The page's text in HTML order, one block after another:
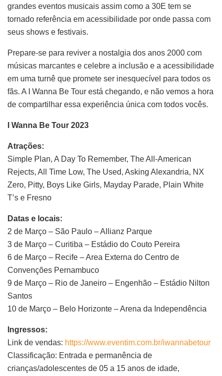
grandes eventos musicais assim como a 30E tem se
tornado referência em acessibilidade por onde passa com
seus shows e festivais.
Prepare-se para reviver a nostalgia dos anos 2000 com
músicas marcantes e celebre a inclusão e a acessibilidade
em uma turnê que promete ser inesquecível para todos os
fãs. A I Wanna Be Tour está chegando, e não vemos a hora
de compartilhar essa experiência única com todos vocês.
I Wanna Be Tour 2023
Atrações:
Simple Plan, A Day To Remember, The All-American
Rejects, All Time Low, The Used, Asking Alexandria, NX
Zero, Pitty, Boys Like Girls, Mayday Parade, Plain White
T’s e Fresno
Datas e locais:
2 de Março – São Paulo – Allianz Parque
3 de Março – Curitiba – Estádio do Couto Pereira
6 de Março – Recife – Area Externa do Centro de
Convenções Pernambuco
9 de Março – Rio de Janeiro – Engenhão – Estádio Nilton
Santos
10 de Março – Belo Horizonte – Arena da Independência
Ingressos:
Link de vendas: https://www.eventim.com.br/iwannabetour
Classificação: Entrada e permanência de
crianças/adolescentes de 05 a 15 anos de idade,